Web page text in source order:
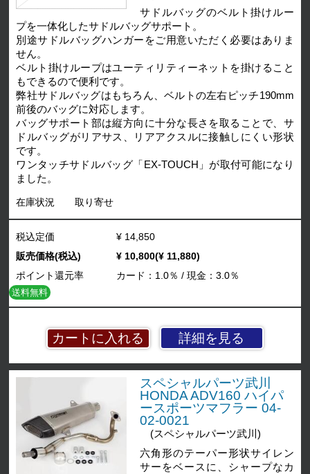
サドルバッグのベルト掛けルー
プを一体化したサドルバッグサポート。
別途サドルバッグハンガーをご用意いただく必要はありま
せん。
ベルト掛けループはユーティリティーネットを掛けること
もできるので便利です。
弊社サドルバッグはもちろん、ベルトの左右ピッチ190mm
前後のバッグに対応します。
バッグサポート部は縦方向に十分な長さを取ることで、サ
ドルバッグがリアサス、リアアクスルに接触しにくい形状
です。
ワンタッチサドルバッグ「EX-TOUCH」が取付可能になり
ました。
在庫状況 取り寄せ
詳細を見る
税込定価
¥ 14,850
販売価格(税込)
¥ 10,800(¥ 11,880)
ポイント還元率
カード：1.0％ / 現金：3.0％
送料無料
スペシャルパーツ武川
HONDA ADV160 ハイパ
ースポーツマフラー 04-
02-0021
(スペシャルパーツ武川)
六角形のテーパー形状サイレン
サーをベースに、シャープなカ